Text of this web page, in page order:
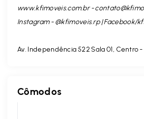
www.kfimoveis.com.br -
Instagram - @kfimoveis.rp | Facebook/
Av. Independência 522 Sala 01, Centro
Cômodos